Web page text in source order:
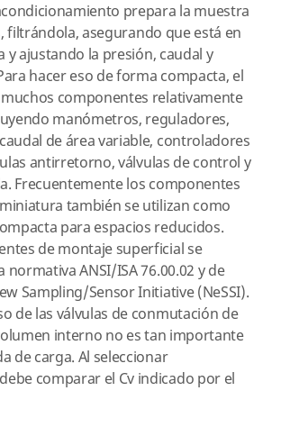
prepara la muestra
filtrándola, asegurando que está en
y ajustando la presión, caudal y
hacer eso de forma compacta, el
componentes relativamente
manómetros, reguladores,
de área variable, controladores
antirretorno, válvulas de control y
Frecuentemente los componentes
también se utilizan como
para espacios reducidos.
de montaje superficial se
ANSI/ISA 76.00.02 y de
Sampling/Sensor Initiative (NeSSI).
de las válvulas de conmutación de
interno no es tan importante
de carga. Al seleccionar
comparar el Cv indicado por el